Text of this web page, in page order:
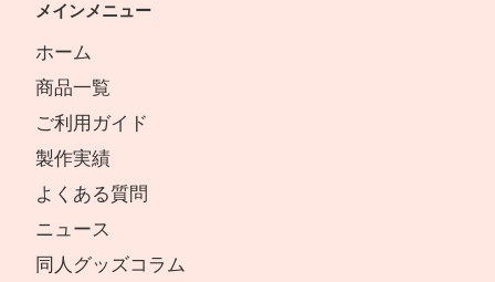
メインメニュー
ホーム
商品一覧
ご利用ガイド
製作実績
よくある質問
ニュース
同人グッズコラム